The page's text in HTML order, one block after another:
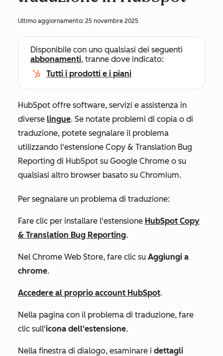
Ultimo aggiornamento: 25 novembre 2025
Disponibile con uno qualsiasi dei seguenti
abbonamenti, tranne dove indicato:
Tutti i prodotti e i piani
HubSpot offre software, servizi e assistenza in
diverse lingue. Se notate problemi di copia o di
traduzione, potete segnalare il problema
utilizzando l'estensione Copy & Translation Bug
Reporting di HubSpot su Google Chrome o su
qualsiasi altro browser basato su Chromium.
Per segnalare un problema di traduzione:
Fare clic per installare l'estensione HubSpot Copy
& Translation Bug Reporting.
Nel Chrome Web Store, fare clic su Aggiungi a
chrome.
Accedere al proprio account HubSpot.
Nella pagina con il problema di traduzione, fare
clic sull'icona dell'estensione.
Nella finestra di dialogo, esaminare i dettagli